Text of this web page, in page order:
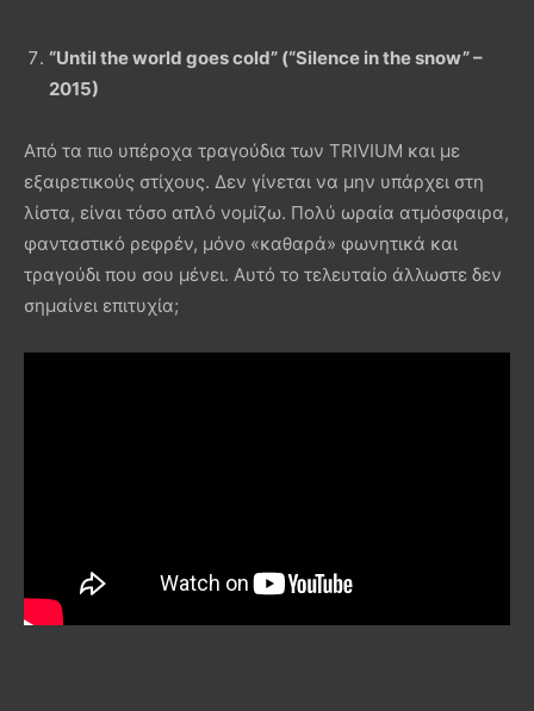
“Until the world goes cold” (“Silence in the snow” –
2015)
Από τα πιο υπέροχα τραγούδια των TRIVIUM και με
εξαιρετικούς στίχους. Δεν γίνεται να μην υπάρχει στη
λίστα, είναι τόσο απλό νομίζω. Πολύ ωραία ατμόσφαιρα,
φανταστικό ρεφρέν, μόνο «καθαρά» φωνητικά και
τραγούδι που σου μένει. Αυτό το τελευταίο άλλωστε δεν
σημαίνει επιτυχία;